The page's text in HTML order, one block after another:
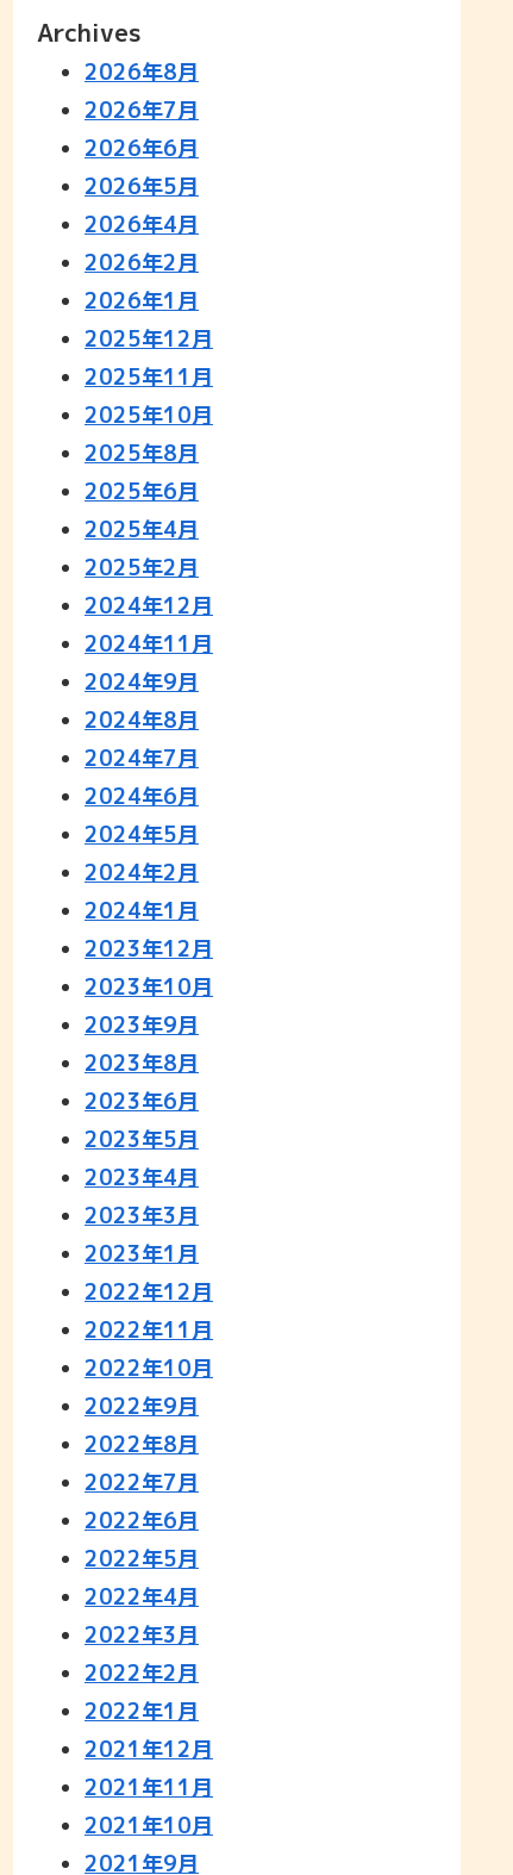
Archives
2026年8月
2026年7月
2026年6月
2026年5月
2026年4月
2026年2月
2026年1月
2025年12月
2025年11月
2025年10月
2025年8月
2025年6月
2025年4月
2025年2月
2024年12月
2024年11月
2024年9月
2024年8月
2024年7月
2024年6月
2024年5月
2024年2月
2024年1月
2023年12月
2023年10月
2023年9月
2023年8月
2023年6月
2023年5月
2023年4月
2023年3月
2023年1月
2022年12月
2022年11月
2022年10月
2022年9月
2022年8月
2022年7月
2022年6月
2022年5月
2022年4月
2022年3月
2022年2月
2022年1月
2021年12月
2021年11月
2021年10月
2021年9月